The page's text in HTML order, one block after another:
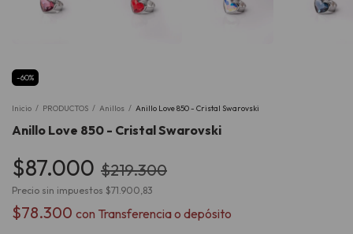
-60%
Inicio / PRODUCTOS / Anillos / Anillo Love 850 - Cristal Swarovski
Anillo Love 850 - Cristal Swarovski
$87.000 $219.300
Precio sin impuestos $71.900,83
$78.300 con Transferencia o depósito